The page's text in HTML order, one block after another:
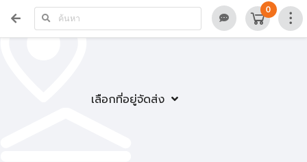
เลือกที่อยู่จัดส่ง
0